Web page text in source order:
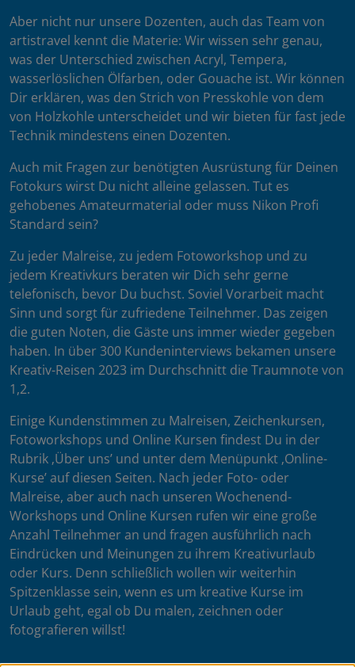
Aber nicht nur unsere Dozenten, auch das Team von
artistravel kennt die Materie: Wir wissen sehr genau,
was der Unterschied zwischen Acryl, Tempera,
wasserlöslichen Ölfarben, oder Gouache ist. Wir können
Dir erklären, was den Strich von Presskohle von dem
von Holzkohle unterscheidet und wir bieten für fast jede
Technik mindestens einen Dozenten.
Auch mit Fragen zur benötigten Ausrüstung für Deinen
Fotokurs wirst Du nicht alleine gelassen. Tut es
gehobenes Amateurmaterial oder muss Nikon Profi
Standard sein?
Zu jeder Malreise, zu jedem Fotoworkshop und zu
jedem Kreativkurs beraten wir Dich sehr gerne
telefonisch, bevor Du buchst. Soviel Vorarbeit macht
Sinn und sorgt für zufriedene Teilnehmer. Das zeigen
die guten Noten, die Gäste uns immer wieder gegeben
haben. In über 300 Kundeninterviews bekamen unsere
Kreativ-Reisen 2023 im Durchschnitt die Traumnote von
1,2.
Einige Kundenstimmen zu Malreisen, Zeichenkursen,
Fotoworkshops und Online Kursen findest Du in der
Rubrik ‚Über uns’ und unter dem Menüpunkt ‚Online-
Kurse’ auf diesen Seiten. Nach jeder Foto- oder
Malreise, aber auch nach unseren Wochenend-
Workshops und Online Kursen rufen wir eine große
Anzahl Teilnehmer an und fragen ausführlich nach
Eindrücken und Meinungen zu ihrem Kreativurlaub
oder Kurs. Denn schließlich wollen wir weiterhin
Spitzenklasse sein, wenn es um kreative Kurse im
Urlaub geht, egal ob Du malen, zeichnen oder
fotografieren willst!